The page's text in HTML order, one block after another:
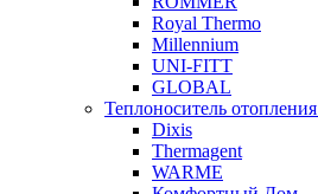
Royal Thermo
Millennium
UNI-FITT
GLOBAL
Теплоноситель отопления
Dixis
Thermagent
WARME